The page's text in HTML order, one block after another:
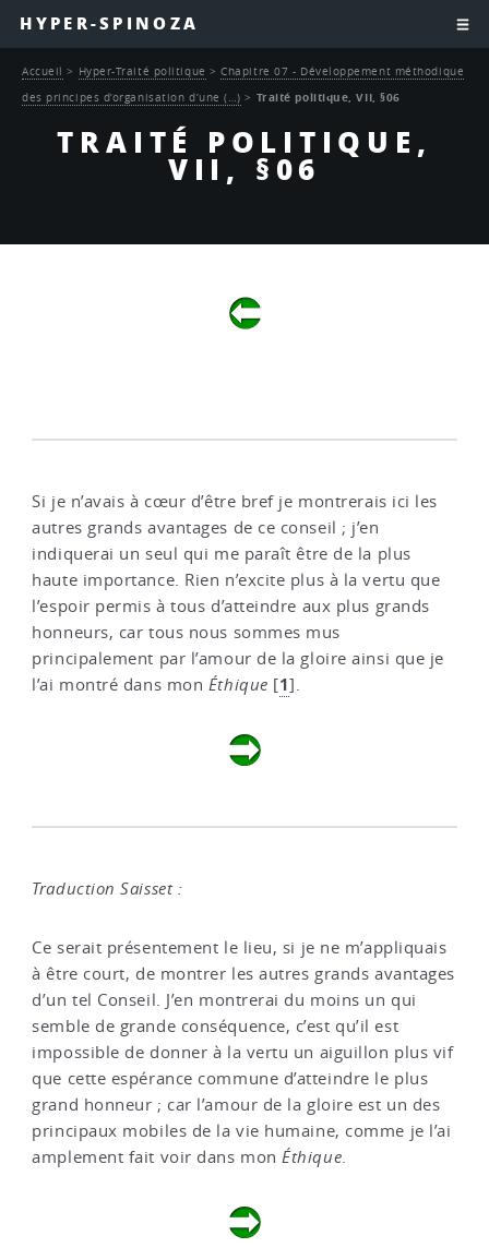
HYPER-SPINOZA
TRAITÉ POLITIQUE,
VII, §06
Accueil > Hyper-Traité politique >Chapitre 07 - Développement méthodique
des principes d’organisation d’une (…) > Traité politique, VII, §06
Si je n’avais à cœur d’être bref je montrerais ici les
autres grands avantages de ce conseil ; j’en
indiquerai un seul qui me paraît être de la plus
haute importance. Rien n’excite plus à la vertu que
l’espoir permis à tous d’atteindre aux plus grands
honneurs, car tous nous sommes mus
principalement par l’amour de la gloire ainsi que je
l’ai montré dans mon Éthique [1].
Traduction Saisset :
Ce serait présentement le lieu, si je ne m’appliquais
à être court, de montrer les autres grands avantages
d’un tel Conseil. J’en montrerai du moins un qui
semble de grande conséquence, c’est qu’il est
impossible de donner à la vertu un aiguillon plus vif
que cette espérance commune d’atteindre le plus
grand honneur ; car l’amour de la gloire est un des
principaux mobiles de la vie humaine, comme je l’ai
amplement fait voir dans monÉthique.